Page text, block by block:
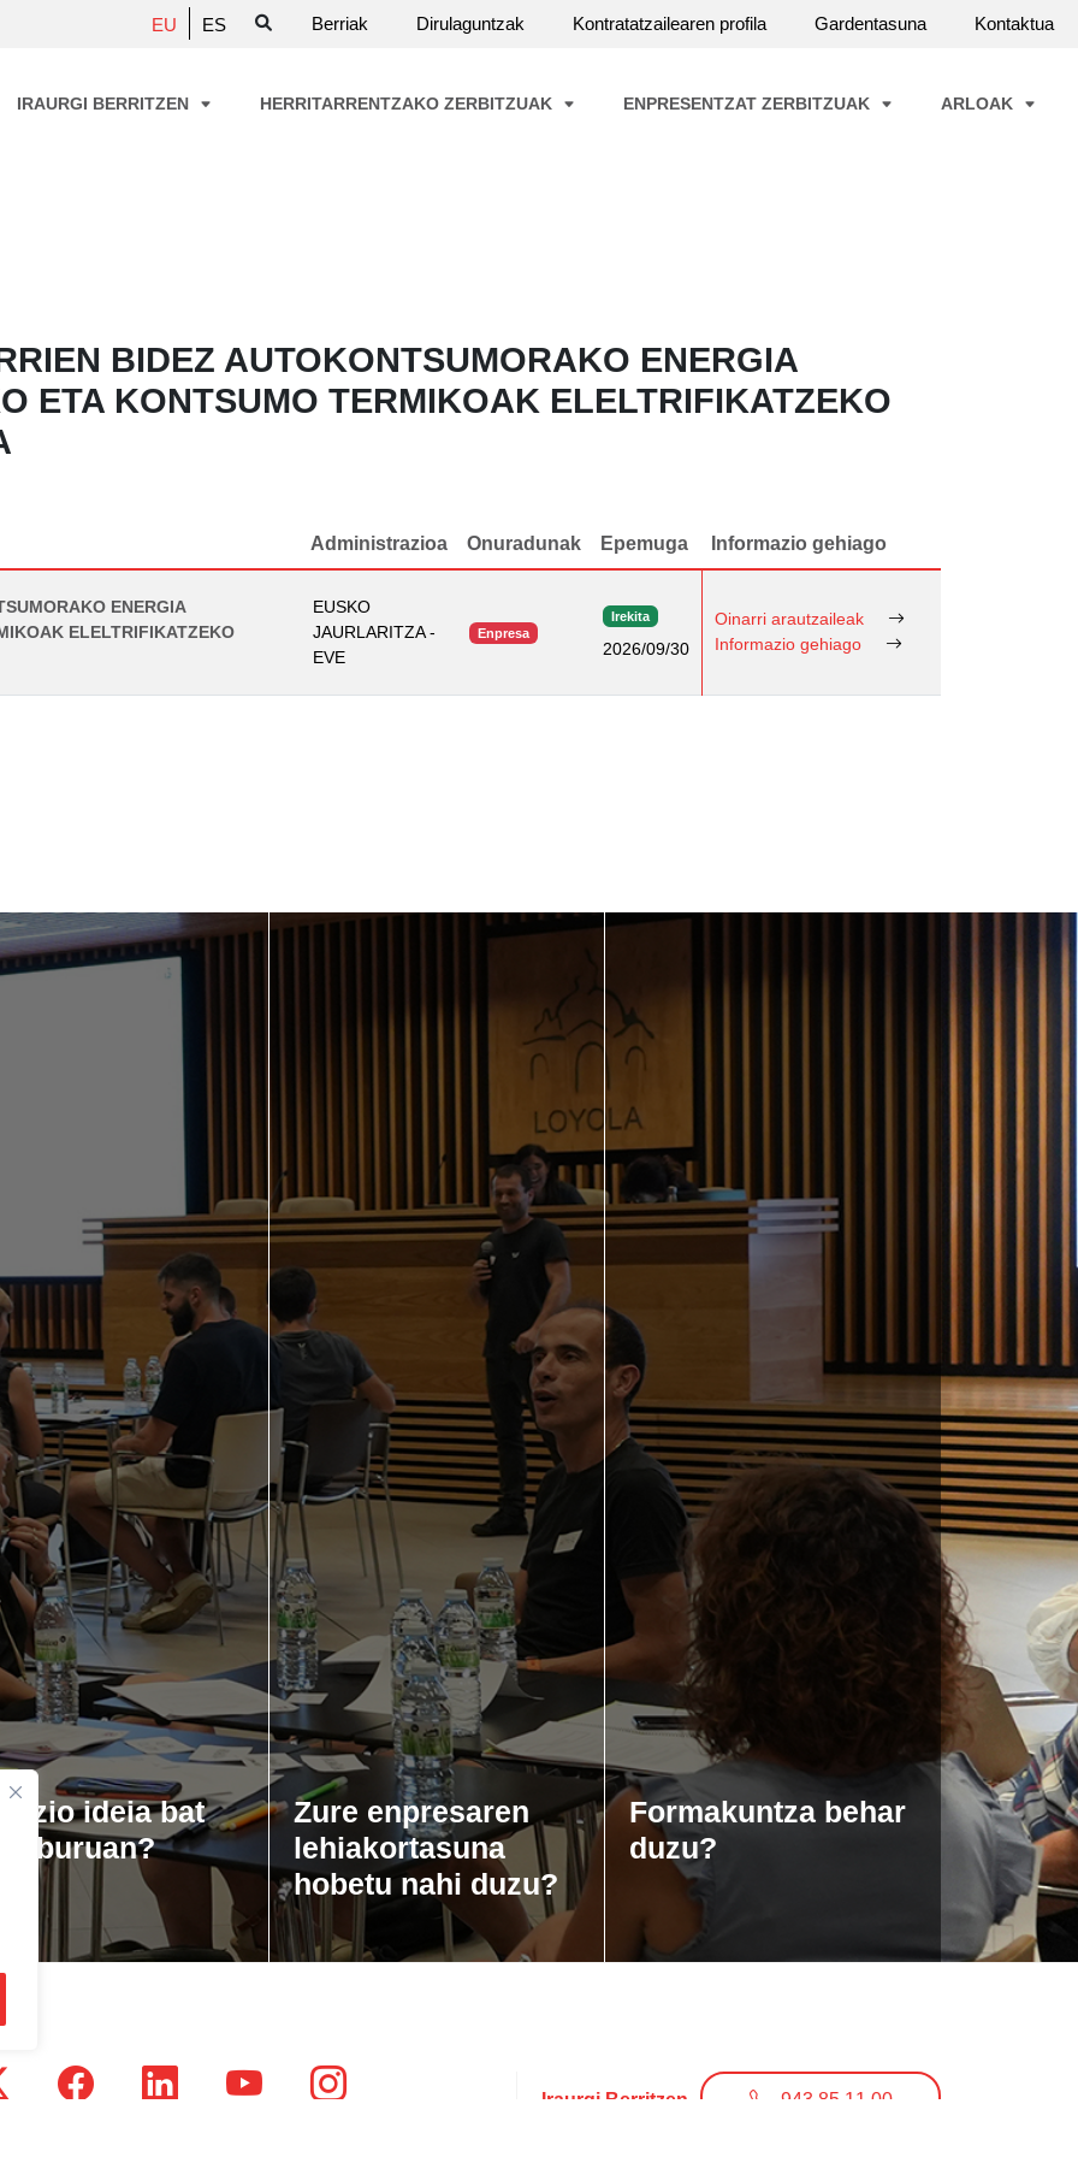
EU ES Berriak Dirulaguntzak Kontratatzailearen profila Gardentasuna Kontaktua
IRAURGI BERRITZEN HERRITARRENTZAKO ZERBITZUAK ENPRESENTZAT ZERBITZUAK ARLOAK
BIDEZ AUTOKONTSUMORAKO ENERGIA
ETA KONTSUMO TERMIKOAK ELELTRIFIKATZEKO
Administrazioa Onuradunak Epemuga Informazio gehiago
ENERGIA
ELELTRIFIKATZEKO
EUSKO
JAURLARITZA -
EVE
Enpresa
Irekita
2026/09/30
Oinarri arautzaileak
Informazio gehiago
ideia bat
buruan?
Zure enpresaren
lehiakortasuna
hobetu nahi duzu?
Formakuntza behar
duzu?
Iraurgi Berritzen 943 85 11 00